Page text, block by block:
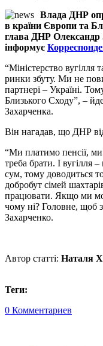
Влада ДНР
в країни Європи та
глава ДНР Олександр
інформує
“Міністерство вугілля
ринки збуту. Ми не
партнері – Україні.
Близького Сходу”, –
Захарченка.
Він нагадав, що ДНР
“Ми платимо пенсії,
треба брати. І вугілля
сум, тому доводиться
добробут сімей
працювати. Якщо ми
чому ні? Головне, щоб
Захарченко.
Автор статті: Наталя
Теги:
0 Комментариев